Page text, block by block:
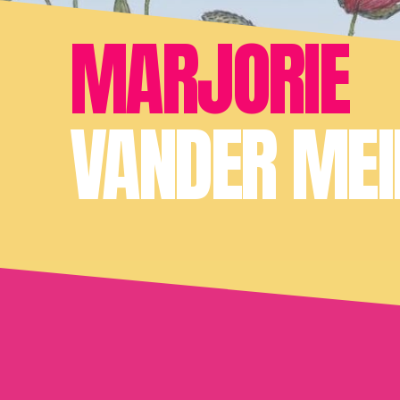
MARJORIE
VANDER